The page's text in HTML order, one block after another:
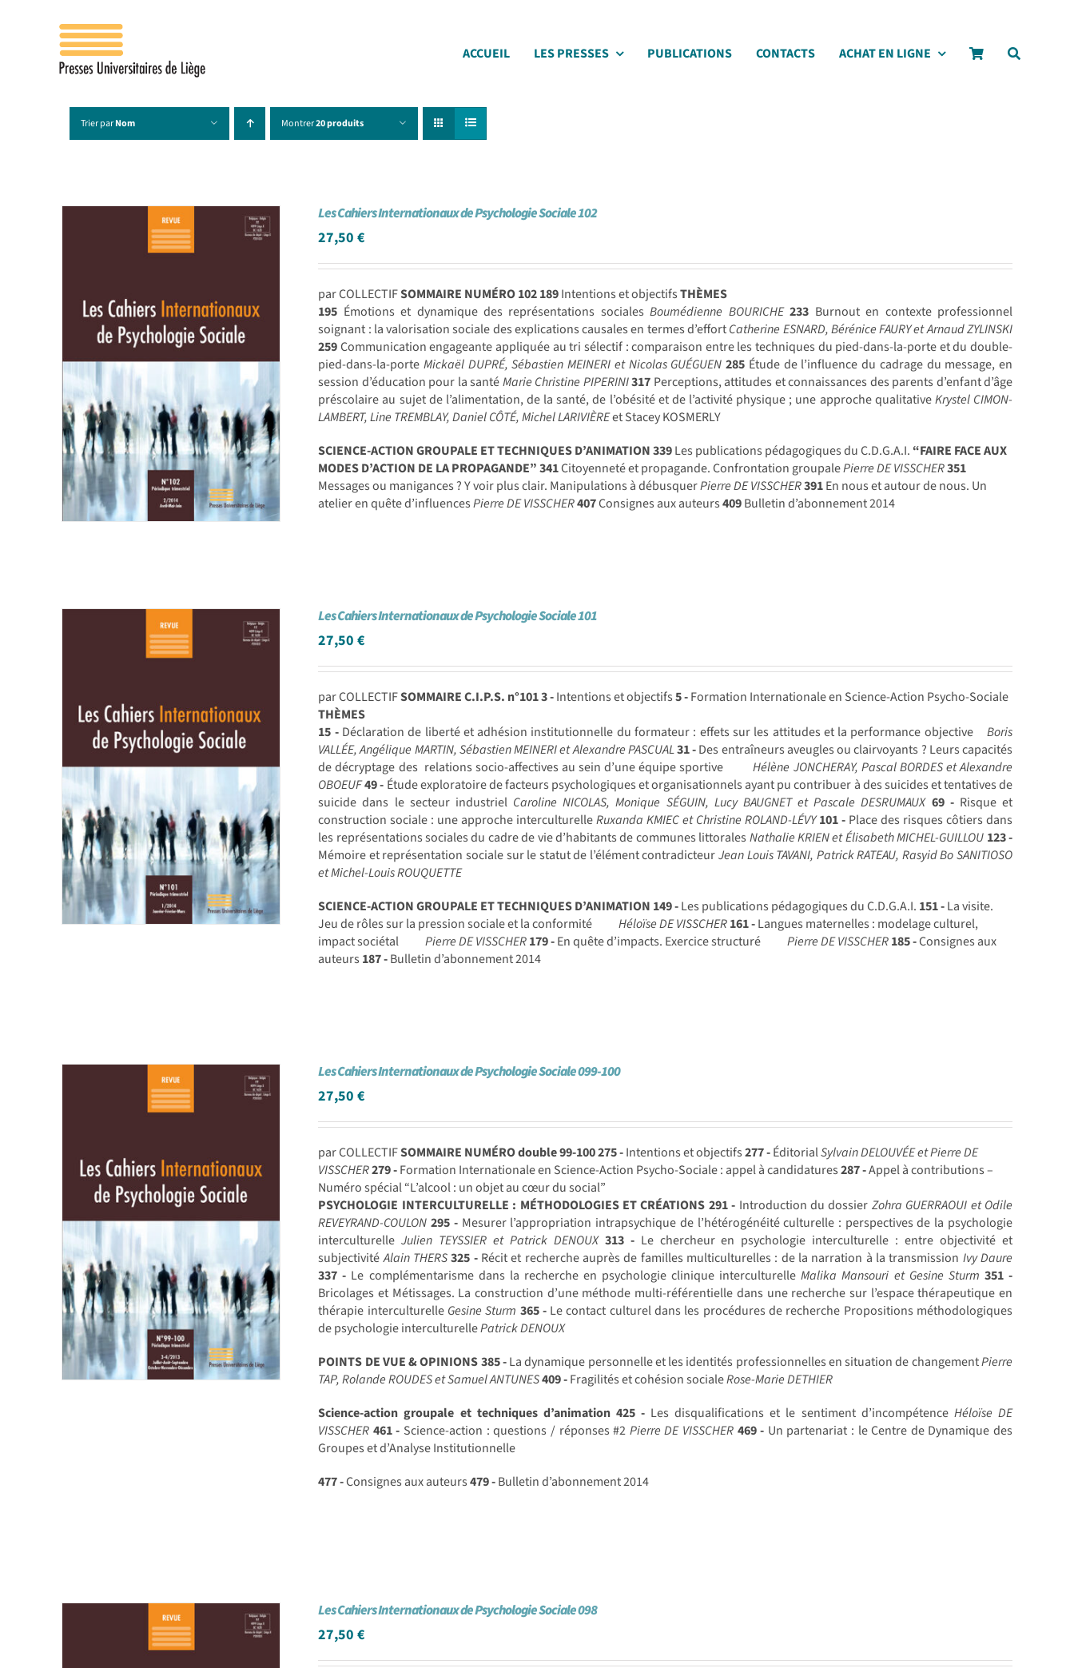
ACCUEIL LES PRESSES PUBLICATIONS CONTACTS ACHAT EN LIGNE
Trier parNom Montrer20 produits
Les Cahiers Internationaux de Psychologie Sociale 102
27,50€
par COLLECTIFSOMMAIRE NUMÉRO 102189Intentions et objectifsTHÈMES
195 Émotions et dynamique des représentations socialesBoumédienne BOURICHE 233 Burnout en contexte professionnel
soignant : la valorisation sociale des explications causales en termes d’effortCatherine ESNARD, Bérénice FAURY et Arnaud ZYLINSKI
259Communication engageante appliquée au tri sélectif : comparaison entre les techniques du pied-dans-la-porte et du double-
pied-dans-la-porteMickaël DUPRÉ, Sébastien MEINERI et Nicolas GUÉGUEN 285 Étude de l’influence du cadrage du message, en
session d’éducation pour la santéMarie Christine PIPERINI317 Perceptions, attitudes et connaissances des parents d’enfant d’âge
préscolaire au sujet de l’alimentation, de la santé, de l’obésité et de l’activité physique ; une approche qualitativeKrystel CIMON-
LAMBERT, Line TREMBLAY, Daniel CÔTÉ, Michel LARIVIÈREet Stacey KOSMERLY
SCIENCE-ACTION GROUPALE ET TECHNIQUES D’ANIMATION339Les publications pédagogiques du C.D.G.A.I. “FAIRE FACE AUX
MODES D’ACTION DE LA PROPAGANDE”341Citoyenneté et propagande. Confrontation groupalePierre DE VISSCHER351
Messages ou manigances ? Y voir plus clair. Manipulations à débusquerPierre DE VISSCHER391En nous et autour de nous. Un
atelier en quête d’influencesPierre DE VISSCHER407Consignes aux auteurs409Bulletin d’abonnement 2014
Les Cahiers Internationaux de Psychologie Sociale 101
27,50€
par COLLECTIFSOMMAIRE C.I.P.S. n°1013 -Intentions et objectifs5 -Formation Internationale en Science-Action Psycho-Sociale
THÈMES
15 -Déclaration de liberté et adhésion institutionnelle du formateur : effets sur les attitudes et la performance objective
Boris
VALLÉE, Angélique MARTIN, Sébastien MEINERI et Alexandre PASCUAL31 -Des entraîneurs aveugles ou clairvoyants ? Leurs capacités
de décryptage des relations socio-affectives au sein d’une équipe sportive
Hélène JONCHERAY, Pascal BORDES et Alexandre
OBOEUF49 - Étude exploratoire de facteurs psychologiques et organisationnels ayant pu contribuer à des suicides et tentatives de
suicide dans le secteur industriel Caroline NICOLAS, Monique SÉGUIN, Lucy BAUGNET et Pascale DESRUMAUX 69 -Risque et
construction sociale : une approche interculturelleRuxanda KMIEC et Christine ROLAND-LÉVY 101 - Place des risques côtiers dans
les représentations sociales du cadre de vie d’habitants de communes littorales Nathalie KRIEN et Élisabeth MICHEL-GUILLOU 123 -
Mémoire et représentation sociale sur le statut de l’élément contradicteurJean Louis TAVANI, Patrick RATEAU, Rasyid Bo SANITIOSO
et Michel-Louis ROUQUETTE
SCIENCE-ACTION GROUPALE ET TECHNIQUES D’ANIMATION 149 -Les publications pédagogiques du C.D.G.A.I. 151 -La visite.
Jeu de rôles sur la pression sociale et la conformité
Héloïse DE VISSCHER161 -Langues maternelles : modelage culturel,
impact sociétal
Pierre DE VISSCHER179 -En quête d’impacts. Exercice structuré Pierre DE VISSCHER185 -Consignes aux
auteurs 187 -Bulletin d’abonnement 2014
Les Cahiers Internationaux de Psychologie Sociale 099-100
27,50€
par COLLECTIFSOMMAIRE NUMÉRO double 99-100275 -Intentions et objectifs277 -ÉditorialSylvain DELOUVÉE et Pierre DE
VISSCHER279 -Formation Internationale en Science-Action Psycho-Sociale : appel à candidatures287 -Appel à contributions –
Numéro spécial “L’alcool : un objet au cœur du social”
PSYCHOLOGIE INTERCULTURELLE : MÉTHODOLOGIES ET CRÉATIONS 291 - Introduction du dossier Zohra GUERRAOUI et Odile
REVEYRAND-COULON 295 -Mesurer l’appropriation intrapsychique de l’hétérogénéité culturelle : perspectives de la psychologie
interculturelleJulien TEYSSIER et Patrick DENOUX 313 -Le chercheur en psychologie interculturelle : entre objectivité et
subjectivitéAlain THERS325 -Récit et recherche auprès de familles multiculturelles : de la narration à la transmission Ivy Daure
337 - Le complémentarisme dans la recherche en psychologie clinique interculturelleMalika Mansouri et Gesine Sturm 351 -
Bricolages et Métissages. La construction d’une méthode multi-référentielle dans une recherche sur l’espace thérapeutique en
thérapie interculturelle Gesine Sturm 365 -Le contact culturel dans les procédures de recherche Propositions méthodologiques
de psychologie interculturellePatrick DENOUX
POINTS DE VUE & OPINIONS385 -La dynamique personnelle et les identités professionnelles en situation de changementPierre
TAP, Rolande ROUDES et Samuel ANTUNES409 -Fragilités et cohésion socialeRose-Marie DETHIER
Science-action groupale et techniques d’animation 425 - Les disqualifications et le sentiment d’incompétence Héloïse DE
VISSCHER 461 - Science-action : questions / réponses #2 Pierre DE VISSCHER 469 - Un partenariat : le Centre de Dynamique des
Groupes et d’Analyse Institutionnelle
477 -Consignes aux auteurs479 -Bulletin d’abonnement 2014
Les Cahiers Internationaux de Psychologie Sociale 098
27,50€